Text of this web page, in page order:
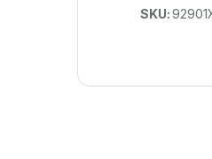
SKU: